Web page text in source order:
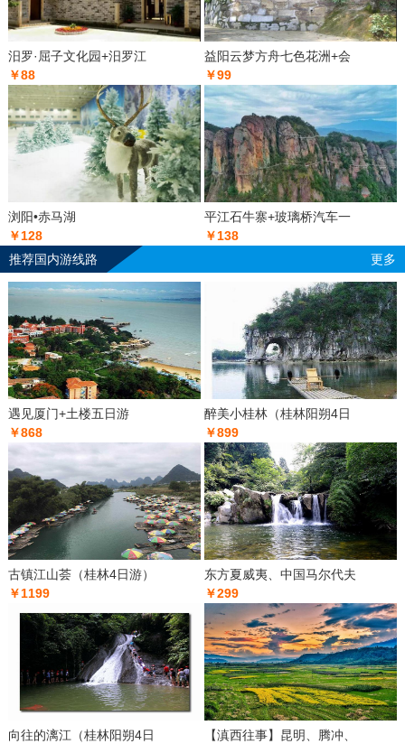
汨罗·屈子文化园+汨罗江
￥88
益阳云梦方舟七色花洲+会
￥99
浏阳•赤马湖
￥128
平江石牛寨+玻璃桥汽车一
￥138
推荐国内游线路
更多
遇见厦门+土楼五日游
￥868
醉美小桂林（桂林阳朔4日
￥899
古镇江山荟（桂林4日游）
￥1199
东方夏威夷、中国马尔代夫
￥299
向往的漓江（桂林阳朔4日
【滇西往事】昆明、腾冲、